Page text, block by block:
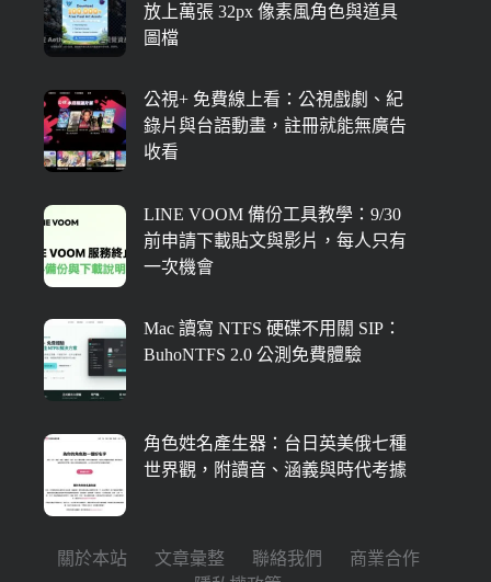
放上萬張 32px 像素風角色與道具
圖檔
公視+ 免費線上看：公視戲劇、紀
錄片與台語動畫，註冊就能無廣告
收看
LINE VOOM 備份工具教學：9/30
前申請下載貼文與影片，每人只有
一次機會
Mac 讀寫 NTFS 硬碟不用關 SIP：
BuhoNTFS 2.0 公測免費體驗
角色姓名產生器：台日英美俄七種
世界觀，附讀音、涵義與時代考據
關於本站 文章彙整 聯絡我們
商業合作